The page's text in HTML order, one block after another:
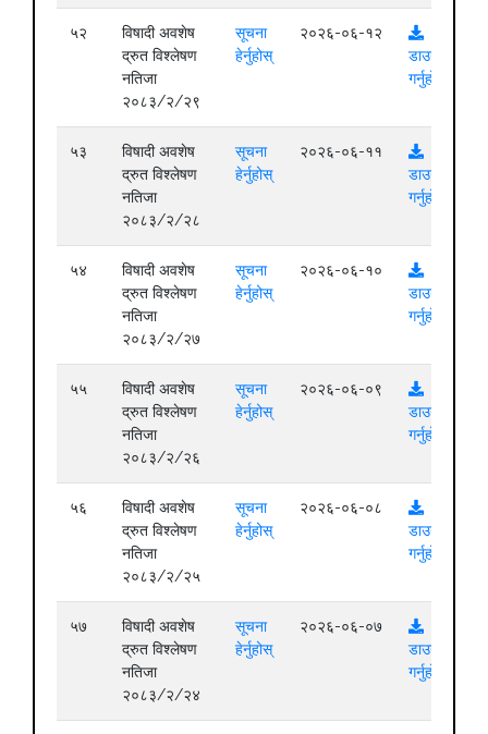
५२
विषादी अवशेष
द्रुत विश्लेषण
नतिजा
२०८३/२/२९
सूचना
हेर्नुहोस्
२०२६-०६-१२
डाउनलोड
गर्नुहोस्
५३
विषादी अवशेष
द्रुत विश्लेषण
नतिजा
२०८३/२/२८
सूचना
हेर्नुहोस्
२०२६-०६-११
डाउनलोड
गर्नुहोस्
५४
विषादी अवशेष
द्रुत विश्लेषण
नतिजा
२०८३/२/२७
सूचना
हेर्नुहोस्
२०२६-०६-१०
डाउनलोड
गर्नुहोस्
५५
विषादी अवशेष
द्रुत विश्लेषण
नतिजा
२०८३/२/२६
सूचना
हेर्नुहोस्
२०२६-०६-०९
डाउनलोड
गर्नुहोस्
५६
विषादी अवशेष
द्रुत विश्लेषण
नतिजा
२०८३/२/२५
सूचना
हेर्नुहोस्
२०२६-०६-०८
डाउनलोड
गर्नुहोस्
५७
विषादी अवशेष
द्रुत विश्लेषण
नतिजा
२०८३/२/२४
सूचना
हेर्नुहोस्
२०२६-०६-०७
डाउनलोड
गर्नुहोस्